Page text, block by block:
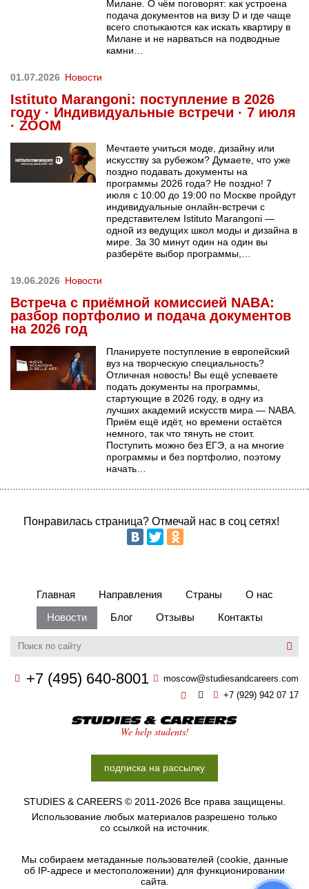
Милане. О чём поговорят: как устроена
подача документов на визу D и где чаще
всего спотыкаются как искать квартиру в
Милане и не нарваться на подводные
камни…
01.07.2026 Новости
Istituto Marangoni: поступление в 2026
году · Индивидуальные встречи · 7 июля
· ZOOM
Мечтаете учиться моде, дизайну или
искусству за рубежом? Думаете, что уже
поздно подавать документы на
программы 2026 года? Не поздно! 7
июля с 10:00 до 19:00 по Москве пройдут
индивидуальные онлайн-встречи с
представителем Istituto Marangoni —
одной из ведущих школ моды и дизайна в
мире. За 30 минут один на один вы
разберёте выбор программы,…
19.06.2026 Новости
Встреча с приёмной комиссией NABA:
разбор портфолио и подача документов
на 2026 год
Планируете поступление в европейский
вуз на творческую специальность?
Отличная новость! Вы ещё успеваете
подать документы на программы,
стартующие в 2026 году, в одну из
лучших академий искусств мира — NABA.
Приём ещё идёт, но времени остаётся
немного, так что тянуть не стоит.
Поступить можно без ЕГЭ, а на многие
программы и без портфолио, поэтому
начать…
Понравилась страница? Отмечай нас в соц сетях!
Главная Направления Страны
О нас
Новости
Блог Отзывы Контакты
+7 (495) 640-8001
moscow@studiesandcareers.com
+7 (929) 942 07 17
We help students!
подписка на рассылку
STUDIES & CAREERS © 2011-2026 Все права защищены.
Использование любых материалов разрешено только
со ссылкой на источник.
Мы собираем метаданные пользователей (cookie, данные
об IP-адресе и меcтоположении) для функционировании
сайта.